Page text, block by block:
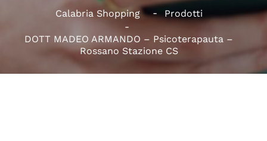
Calabria Shopping Prodotti
DOTT MADEO ARMANDO – Psicoterapauta –
Rossano Stazione CS